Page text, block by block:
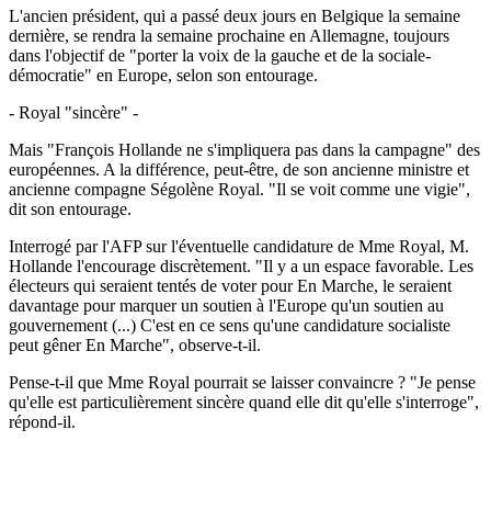
L'ancien président, qui a passé deux jours en Belgique la semaine
dernière, se rendra la semaine prochaine en Allemagne, toujours
dans l'objectif de "porter la voix de la gauche et de la sociale-
démocratie" en Europe, selon son entourage.
- Royal "sincère" -
Mais "François Hollande ne s'impliquera pas dans la campagne" des
européennes. A la différence, peut-être, de son ancienne ministre et
ancienne compagne Ségolène Royal. "Il se voit comme une vigie",
dit son entourage.
Interrogé par l'AFP sur l'éventuelle candidature de Mme Royal, M.
Hollande l'encourage discrètement. "Il y a un espace favorable. Les
électeurs qui seraient tentés de voter pour En Marche, le seraient
davantage pour marquer un soutien à l'Europe qu'un soutien au
gouvernement (...) C'est en ce sens qu'une candidature socialiste
peut gêner En Marche", observe-t-il.
Pense-t-il que Mme Royal pourrait se laisser convaincre ? "Je pense
qu'elle est particulièrement sincère quand elle dit qu'elle s'interroge",
répond-il.